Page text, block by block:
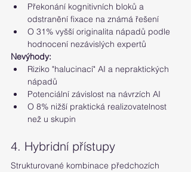
Překonání kognitivních bloků a
odstranění fixace na známá řešení
O 31% vyšší originalita nápadů podle
hodnocení nezávislých expertů
Nevýhody:
Riziko "halucinací" AI a nepraktických
nápadů
Potenciální závislost na návrzích AI
O 8% nižší praktická realizovatelnost
než u skupin
4. Hybridní přístupy
Strukturované kombinace předchozích